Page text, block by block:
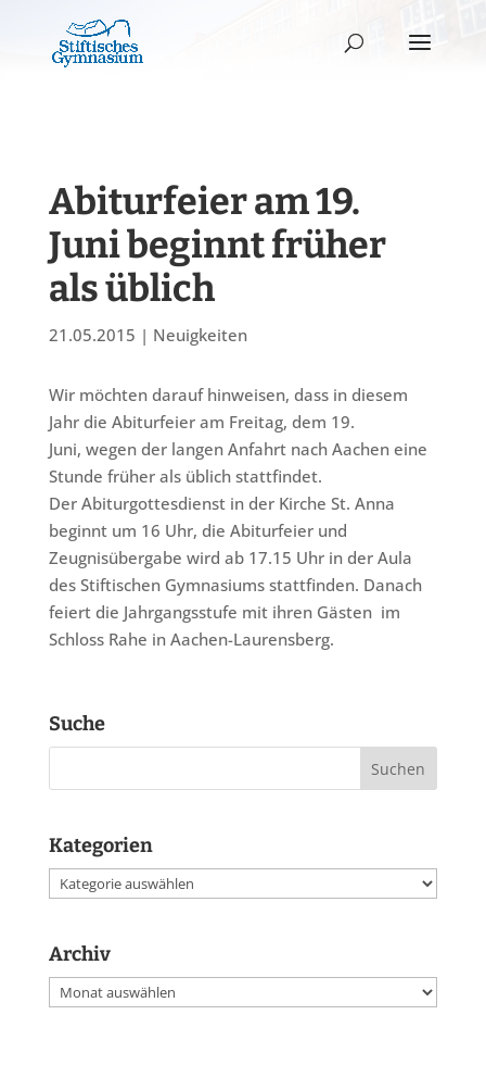
Abiturfeier am 19.
Juni beginnt früher
als üblich
21.05.2015 | Neuigkeiten
Wir möchten darauf hinweisen, dass in diesem
Jahr die Abiturfeier am Freitag, dem 19.
Juni, wegen der langen Anfahrt nach Aachen eine
Stunde früher als üblich stattfindet.
Der Abiturgottesdienst in der Kirche St. Anna
beginnt um 16 Uhr, die Abiturfeier und
Zeugnisübergabe wird ab 17.15 Uhr in der Aula
des Stiftischen Gymnasiums stattfinden. Danach
feiert die Jahrgangsstufe mit ihren Gästen im
Schloss Rahe in Aachen-Laurensberg.
Suche
Kategorien
Kategorien
Archiv
Archiv